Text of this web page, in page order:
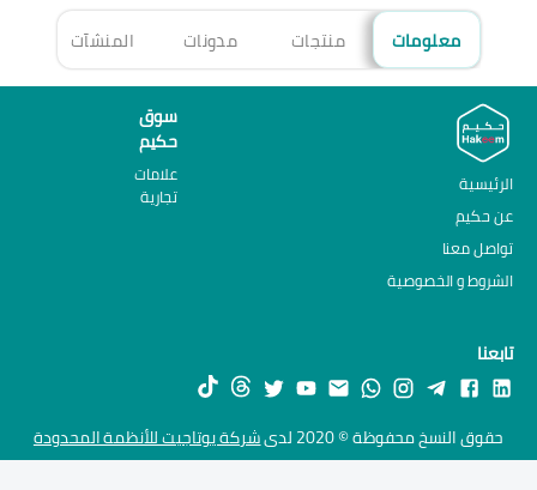
معلومات منتجات مدونات المنشآت
الرئيسية
عن حكيم
تواصل معنا
الشروط و الخصوصية
سوق
حكيم
علامات
تجارية
تابعنا
حقوق النسخ محفوظة © 2020 لدى شركة يوتاجيت للأنظمة المحدودة